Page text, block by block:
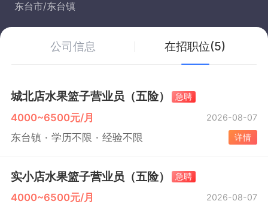
东台市/东台镇
公司信息 在招职位(5)
城北店水果篮子营业员（五险） 急聘
4000~6500元/月 2026-08-07
东台镇 学历不限 经验不限 详情
实小店水果篮子营业员（五险） 急聘
4000~6500元/月 2026-08-07